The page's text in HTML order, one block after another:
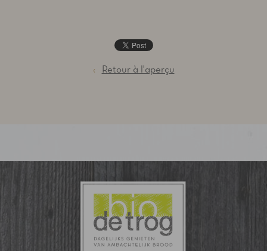
‹ Retour à l'aperçu